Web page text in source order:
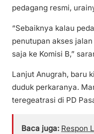
pedagang resmi,
“Sebaiknya kalau
penutupan akses
saja ke Komisi B,”
Lanjut Anugrah, baru
duduk perkaranya.
teregeatrasi di PD
Baca juga: Respon